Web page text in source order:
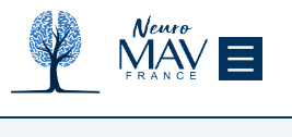
Aller
contenu